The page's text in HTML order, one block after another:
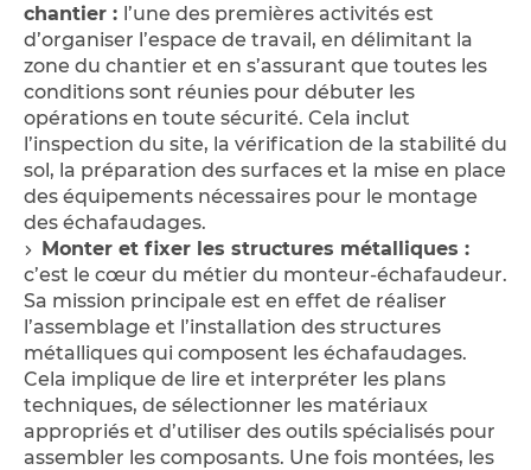
chantier : l’une des premières activités est
d’organiser l’espace de travail, en délimitant la
zone du chantier et en s’assurant que toutes les
conditions sont réunies pour débuter les
opérations en toute sécurité. Cela inclut
l’inspection du site, la vérification de la stabilité du
sol, la préparation des surfaces et la mise en place
des équipements nécessaires pour le montage
des échafaudages.
Monter et fixer les structures métalliques :
c’est le cœur du métier du monteur-échafaudeur.
Sa mission principale est en effet de réaliser
l’assemblage et l’installation des structures
métalliques qui composent les échafaudages.
Cela implique de lire et interpréter les plans
techniques, de sélectionner les matériaux
appropriés et d’utiliser des outils spécialisés pour
assembler les composants. Une fois montées, les